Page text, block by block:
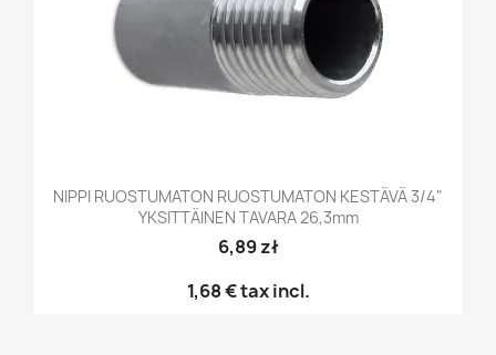
NIPPI RUOSTUMATON RUOSTUMATON KESTÄVÄ 3/4"
YKSITTÄINEN TAVARA 26,3mm
6,89 zł
1,68 €tax incl.